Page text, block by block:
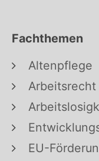
Fachthemen
Altenpflege
EU-